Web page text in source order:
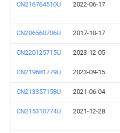
CN216764510U 2022-06-17
CN206560706U 2017-10-17
CN220125715U 2023-12-05
CN219681779U 2023-09-15
CN213357158U 2021-06-04
CN215310774U 2021-12-28